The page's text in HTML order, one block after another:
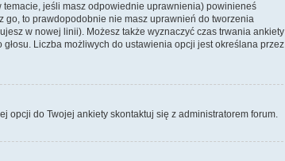
jeśli masz odpowiednie uprawnienia) powinieneś
to prawdopodobnie nie masz uprawnień do tworzenia
w nowej linii). Możesz także wyznaczyć czas trwania ankiety
Liczba możliwych do ustawienia opcji jest określana przez
opcji do Twojej ankiety skontaktuj się z administratorem forum.